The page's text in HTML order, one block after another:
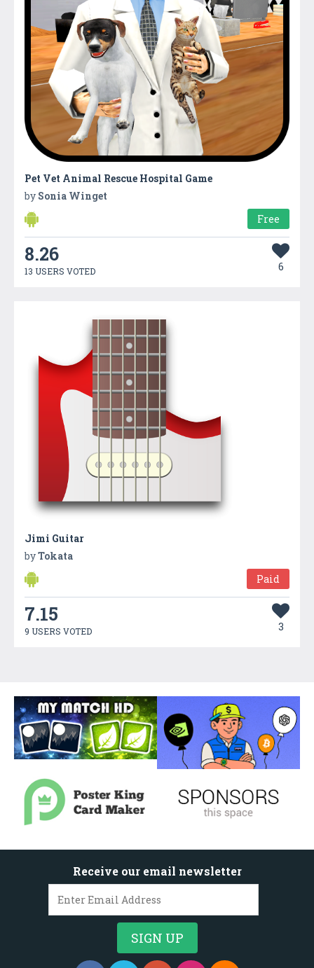
Pet Vet Animal Rescue Hospital Game
by Sonia Winget
Free
8.26
13 USERS VOTED 6
Jimi Guitar
byTokata
Paid
7.15
9 USERS VOTED 3
Receive our email newsletter